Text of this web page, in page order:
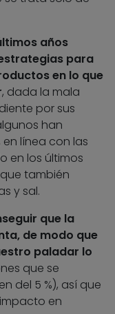
años
para
en lo que
, dada la mala
por sus
han
línea con las
en los últimos
también
y sal.
que la
de modo que
paladar lo
que se
del 5 %), así que
en